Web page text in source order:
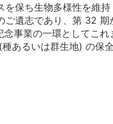
保ち生物多様性を維
遺志であり、第 32
事業の一環としてこ
あるいは群生地) の保